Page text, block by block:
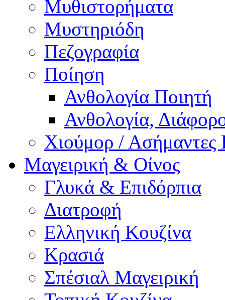
Μυθιστορήματα
Μυστηριόδη
Πεζογραφία
Ποίηση
Ανθολογία Ποιητή
Ανθολογία,
Χιούμορ / Ασήμαντες
Μαγειρική & Οίνος
Γλυκά & Επιδόρπια
Διατροφή
Ελληνική Κουζίνα
Κρασιά
Σπέσιαλ Μαγειρική